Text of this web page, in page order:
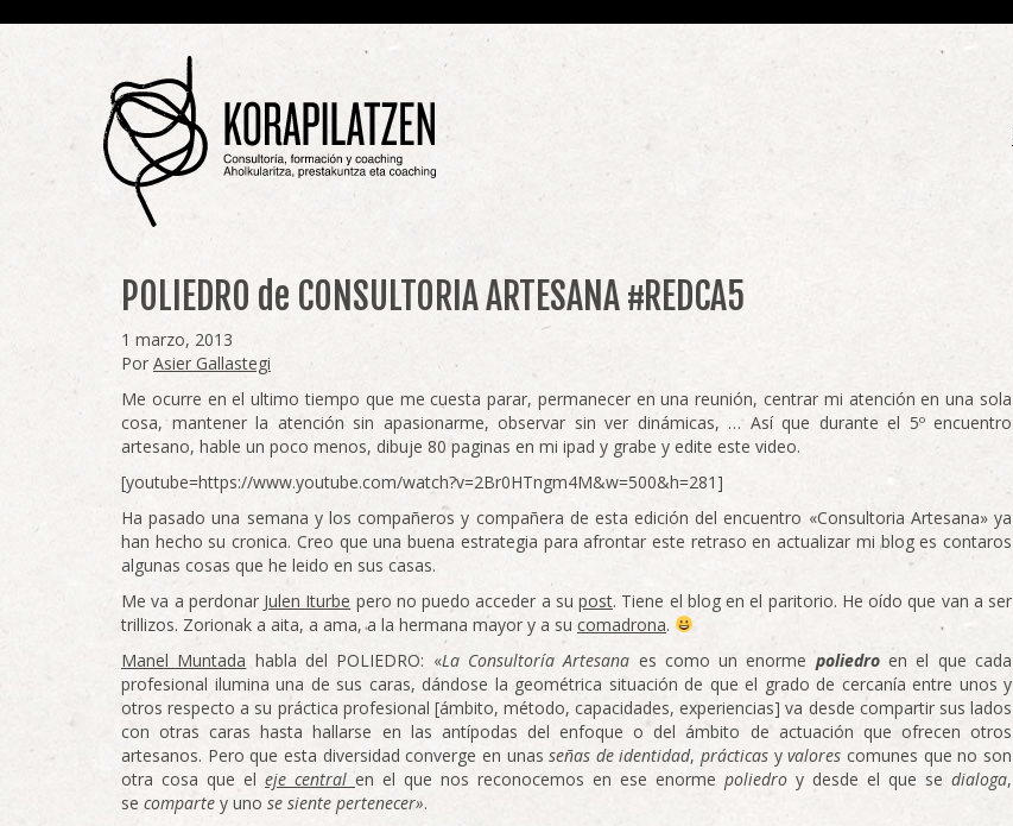
POLIEDRO de CONSULTORIA ARTESANA #REDCA5
1 marzo, 2013
Por Asier Gallastegi
Me ocurre en el ultimo tiempo que me cuesta parar, permanecer en una reunión, centrar mi atención en una sola
cosa, mantener la atención sin apasionarme, observar sin ver dinámicas, … Así que durante el 5º encuentro
artesano, hable un poco menos, dibuje 80 paginas en mi ipad y grabe y edite este video.
[youtube=https://www.youtube.com/watch?v=2Br0HTngm4M&w=500&h=281]
Ha pasado una semana y los compañeros y compañera de esta edición del encuentro «Consultoria Artesana» ya
han hecho su cronica. Creo que una buena estrategia para afrontar este retraso en actualizar mi blog es contaros
algunas cosas que he leido en sus casas.
Me va a perdonar Julen Iturbe pero no puedo acceder a su post. Tiene el blog en el paritorio. He oído que van a ser
trillizos. Zorionak a aita, a ama, a la hermana mayor y a su comadrona.
Manel Muntada habla del POLIEDRO: «La Consultoría Artesana es como un enorme poliedroen el que cada
profesional ilumina una de sus caras, dándose la geométrica situación de que el grado de cercanía entre unos y
otros respecto a su práctica profesional [ámbito, método, capacidades, experiencias] va desde compartir sus lados
con otras caras hasta hallarse en las antípodas del enfoque o del ámbito de actuación que ofrecen otros
artesanos. Pero que esta diversidad converge en unasseñas de identidad,prácticas yvalores comunes que no son
otra cosa que el eje central en el que nos reconocemos en ese enorme poliedro y desde el que se dialoga,
se comparte y uno se siente pertenecer».